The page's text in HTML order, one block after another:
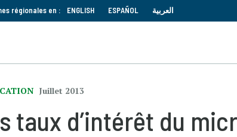
régionales en : ENGLISH ESPAÑOL العربية
Juillet 2013
taux d’intérêt du